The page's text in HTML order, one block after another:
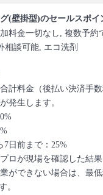
(壁掛型)のセールスポイ
料金一切なし, 複数予約
相談可能, エコ洗剤
計料金（後払い決済手
発生します。
7日前まで：25%
ロが現場を確認した結
ができない場合は、最
。